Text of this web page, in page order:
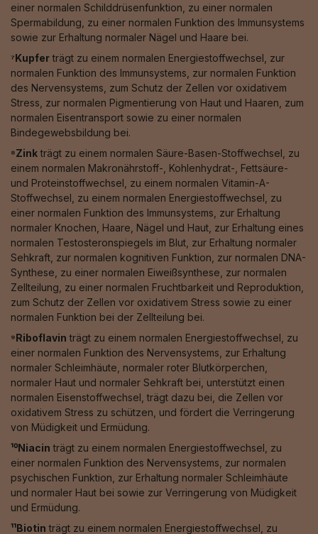
einer normalen Schilddrüsenfunktion, zu einer normalen
Spermabildung, zu einer normalen Funktion des Immunsystems
sowie zur Erhaltung normaler Nägel und Haare bei.
⁷Kupferträgt zu einem normalen Energiestoffwechsel, zur
normalen Funktion des Immunsystems, zur normalen Funktion
des Nervensystems, zum Schutz der Zellen vor oxidativem
Stress, zur normalen Pigmentierung von Haut und Haaren, zum
normalen Eisentransport sowie zu einer normalen
Bindegewebsbildung bei.
⁸Zinkträgt zu einem normalen Säure-Basen-Stoffwechsel, zu
einem normalen Makronährstoff-, Kohlenhydrat-, Fettsäure-
und Proteinstoffwechsel, zu einem normalen Vitamin-A-
Stoffwechsel, zu einem normalen Energiestoffwechsel, zu
einer normalen Funktion des Immunsystems, zur Erhaltung
normaler Knochen, Haare, Nägel und Haut, zur Erhaltung eines
normalen Testosteronspiegels im Blut, zur Erhaltung normaler
Sehkraft, zur normalen kognitiven Funktion, zur normalen DNA-
Synthese, zu einer normalen Eiweißsynthese, zur normalen
Zellteilung, zu einer normalen Fruchtbarkeit und Reproduktion,
zum Schutz der Zellen vor oxidativem Stress sowie zu einer
normalen Funktion bei der Zellteilung bei.
⁹Riboflavin trägt zu einem normalen Energiestoffwechsel, zu
einer normalen Funktion des Nervensystems, zur Erhaltung
normaler Schleimhäute, normaler roter Blutkörperchen,
normaler Haut und normaler Sehkraft bei, unterstützt einen
normalen Eisenstoffwechsel, trägt dazu bei, die Zellen vor
oxidativem Stress zu schützen, und fördert die Verringerung
von Müdigkeit und Ermüdung.
¹⁰Niacin trägt zu einem normalen Energiestoffwechsel, zu
einer normalen Funktion des Nervensystems, zur normalen
psychischen Funktion, zur Erhaltung normaler Schleimhäute
und normaler Haut bei sowie zur Verringerung von Müdigkeit
und Ermüdung.
¹¹Biotin trägt zu einem normalen Energiestoffwechsel, zu